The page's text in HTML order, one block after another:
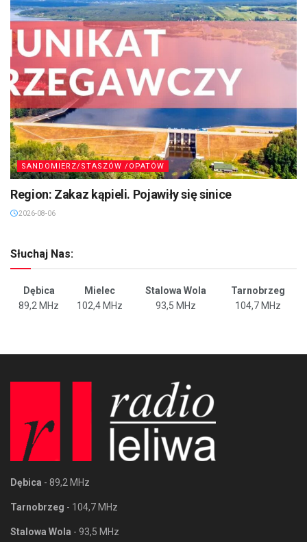
SANDOMIERZ/STASZÓW /OPATÓW
Region: Zakaz kąpieli. Pojawiły się sinice
2026-08-06
Słuchaj Nas:
Dębica Mielec Stalowa Wola
Tarnobrzeg
89,2 MHz
102,4 MHz 93,5 MHz 104,7 MHz
Dębica - 89,2 MHz
Tarnobrzeg - 104,7 MHz
Stalowa Wola - 93,5 MHz